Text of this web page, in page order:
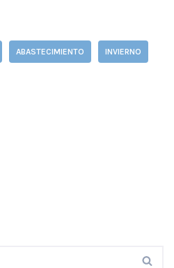
ABASTECIMIENTO INVIERNO